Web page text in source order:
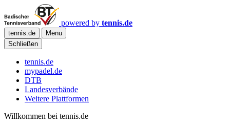
powered by tennis.de
tennis.de
Menu
Schließen
tennis.de
mypadel.de
DTB
Landesverbände
Weitere Plattformen
Willkommen bei tennis.de